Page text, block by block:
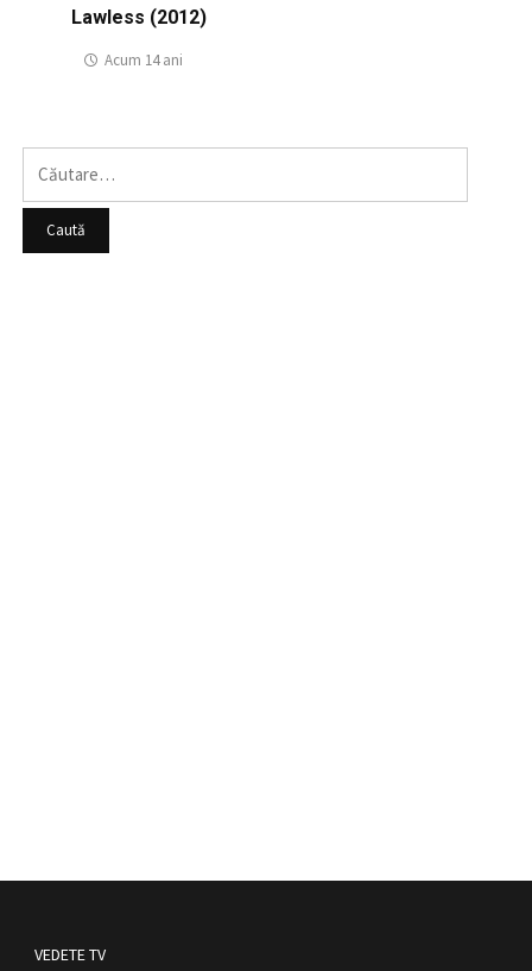
Lawless (2012)
Acum 14 ani
VEDETE TV